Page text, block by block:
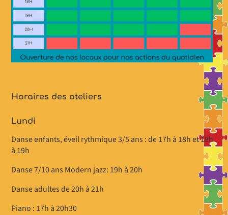
Horaires des ateliers
Lundi
Danse enfants, éveil rythmique 3/5 ans : de 17h à 18h et 18h
à 19h
Danse 7/10 ans Modern jazz: 19h à 20h
Danse adultes de 20h à 21h
Piano : 17h à 20h30